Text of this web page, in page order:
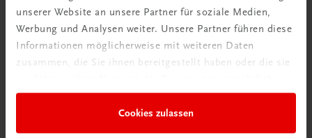
unserer Website an unsere Partner für soziale Medien,
Werbung und Analysen weiter. Unsere Partner führen diese
Informationen möglicherweise mit weiteren Daten
zusammen, die Sie ihnen bereitgestellt haben oder die sie
Cookies zulassen